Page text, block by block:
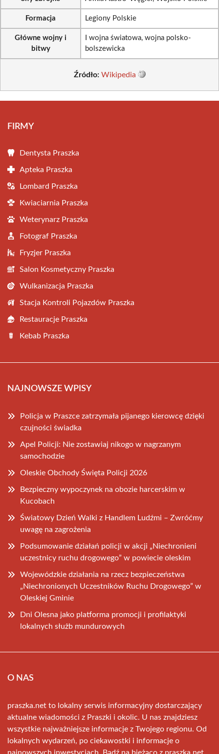
Formacja Legiony Polskie
Główne wojny i
bitwy
I wojna światowa, wojna polsko-
bolszewicka
Źródło: Wikipedia
FIRMY
Dentysta Praszka
Apteka Praszka
Lombard Praszka
Kwiaciarnia Praszka
Weterynarz Praszka
Fotograf Praszka
Fryzjer Praszka
Salon Kosmetyczny Praszka
Wulkanizacja Praszka
Stacja Kontroli Pojazdów Praszka
Restauracje Praszka
Kebab Praszka
NAJNOWSZE WPISY
Policja w Praszce zatrzymała pijanego kierowcę dzięki
czujności świadka
Apel Policji: Nie zostawiaj nikogo w nagrzanym
samochodzie
Oleskie Obchody Święta Policji 2026
Bezpieczny wypoczynek na obozie harcerskim w
Kucobach
Światowy Dzień Walki z Handlem Ludźmi – Zwróćmy
uwagę na zagrożenia
Podsumowanie działań policji w akcji „Niechronieni
uczestnicy ruchu drogowego” w powiecie oleskim
Wojewódzkie działania na rzecz bezpieczeństwa
„Niechronionych Uczestników Ruchu Drogowego” w
Oleskiej Gminie
Dni Olesna jako platforma promocji i profilaktyki
lokalnych służb mundurowych
O NAS
praszka.net to lokalny serwis informacyjny dostarczający
aktualne wiadomości z Praszki i okolic. U nas znajdziesz
wszystkie najważniejsze informacje z Twojego regionu. Od
lokalnych wydarzeń, po ciekawostki i informacje o
najnowszych inwestycjach. Bądź na bieżąco z praszka.net.